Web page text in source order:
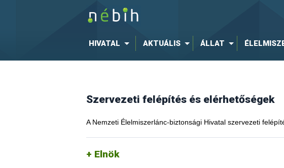
HIVATAL AKTUÁLIS ÁLLAT
Szervezeti felépítés és elérhetőségek
A Nemzeti Élelmiszerlánc-biztonsági Hivatal szervezeti
Elnök